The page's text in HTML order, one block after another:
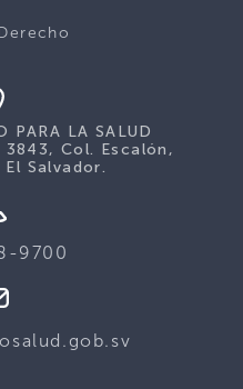
PARA LA SALUD
Col. Escalón,
Salvador.
9700